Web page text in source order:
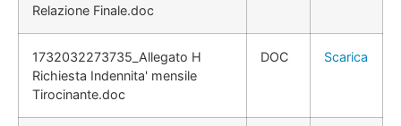
Relazione Finale.doc
1732032273735_Allegato H
Richiesta Indennita' mensile
Tirocinante.doc
DOC Scarica